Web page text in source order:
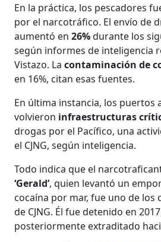
En la práctica, los pescadores
por el narcotráfico. El envío de
aumentó en26%durante los
según informes de inteligencia
Vistazo. Lacontaminación de
en 16%, citan esas fuentes.
En última instancia, los puertos
volvieron infraestructuras
drogas por el Pacífico, una
el CJNG, según inteligencia.
Todo indica que el
‘Gerald’, quien levantó un
cocaína por mar, fue uno de los
de CJNG. Él fue detenido en
posteriormente extraditado